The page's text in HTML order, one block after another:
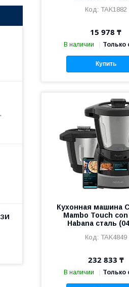
TAK1882
15 978 ₸
В наличии Только
Купить
Кухонная машина
Mambo Touch
Habana сталь
TAK4849
232 833 ₸
В наличии Только